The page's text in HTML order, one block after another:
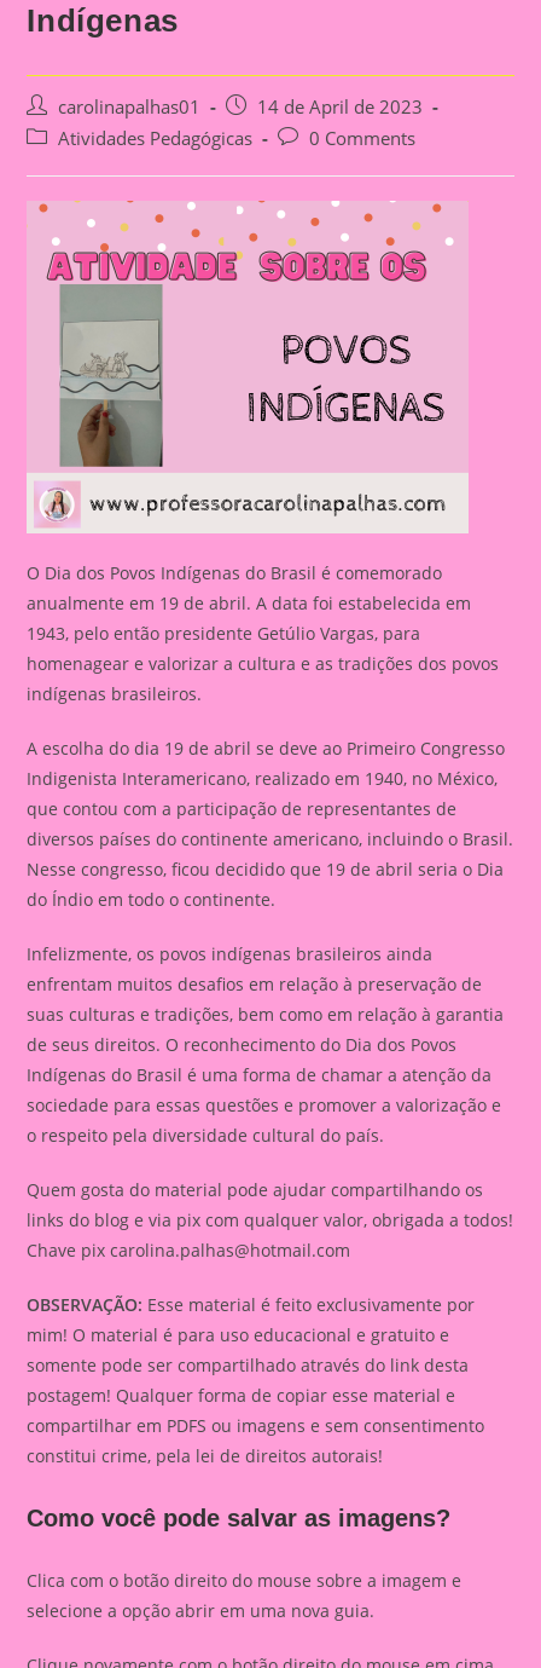
Indígenas
Post
author:
carolinapalhas01
Post
published:
14 de April de 2023
PostAtividades Pedagógicas
Post0 Comments
O Dia dos Povos Indígenas do Brasil é comemorado
anualmente em 19 de abril. A data foi estabelecida em
1943, pelo então presidente Getúlio Vargas, para
homenagear e valorizar a cultura e as tradições dos povos
indígenas brasileiros.
A escolha do dia 19 de abril se deve ao Primeiro Congresso
Indigenista Interamericano, realizado em 1940, no México,
que contou com a participação de representantes de
diversos países do continente americano, incluindo o Brasil.
Nesse congresso, ficou decidido que 19 de abril seria o Dia
do Índio em todo o continente.
Infelizmente, os povos indígenas brasileiros ainda
enfrentam muitos desafios em relação à preservação de
suas culturas e tradições, bem como em relação à garantia
de seus direitos. O reconhecimento do Dia dos Povos
Indígenas do Brasil é uma forma de chamar a atenção da
sociedade para essas questões e promover a valorização e
o respeito pela diversidade cultural do país.
Quem gosta do material pode ajudar compartilhando os
links do blog e via pix com qualquer valor, obrigada a todos!
Chave pixcarolina.palhas@hotmail.com
OBSERVAÇÃO: Esse material é feito exclusivamente por
mim! O material é para uso educacional e gratuito e
somente pode ser compartilhado através do link desta
postagem! Qualquer forma de copiar esse material e
compartilhar em PDFS ou imagens e sem consentimento
constitui crime, pela lei de direitos autorais!
Como você pode salvar as imagens?
Clica com o botão direito do mouse sobre a imagem e
selecione a opção abrir em uma nova guia.